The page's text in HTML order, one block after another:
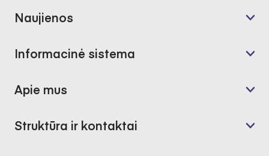
Naujienos
Informacinė sistema
Apie mus
Struktūra ir kontaktai